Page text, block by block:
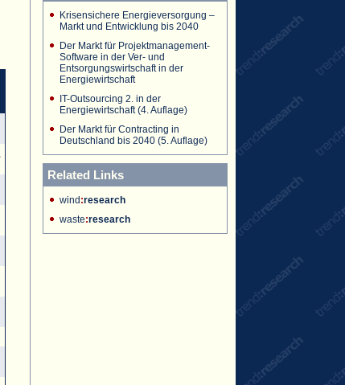
Krisensichere Energieversorgung –
Markt und Entwicklung bis 2040
Der Markt für Projektmanagement-
Software in der Ver- und
Entsorgungswirtschaft in der
Energiewirtschaft
IT-Outsourcing 2. in der
Energiewirtschaft (4. Auflage)
Der Markt für Contracting in
Deutschland bis 2040 (5. Auflage)
Related Links
wind :research
waste:research